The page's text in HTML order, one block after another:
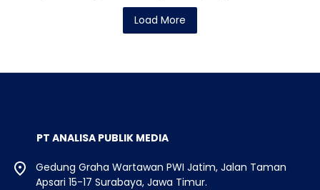
Load More
PT ANALISA PUBLIK MEDIA
Gedung Graha Wartawan PWI Jatim, Jalan Taman
Apsari 15-17 Surabaya, Jawa Timur.